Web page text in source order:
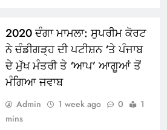
2020 ਦੰਗਾ ਮਾਮਲਾ: ਸੁਪਰੀਮ ਕੋਰਟ
ਨੇ ਚੰਡੀਗੜ੍ਹ ਦੀ ਪਟੀਸ਼ਨ ‘ਤੇ ਪੰਜਾਬ
ਦੇ ਮੁੱਖ ਮੰਤਰੀ ਤੇ ‘ਆਪ’ ਆਗੂਆਂ ਤੋਂ
ਮੰਗਿਆ ਜਵਾਬ
Admin 1 week ago 0
1
mins